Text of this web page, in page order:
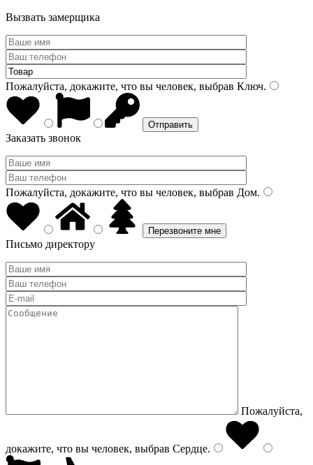
Вызвать замерщика
Пожалуйста, докажите, что вы человек, выбрав Ключ.
Заказать звонок
Пожалуйста, докажите, что вы человек, выбрав Дом.
Письмо директору
Пожалуйста,
докажите, что вы человек, выбрав Сердце.